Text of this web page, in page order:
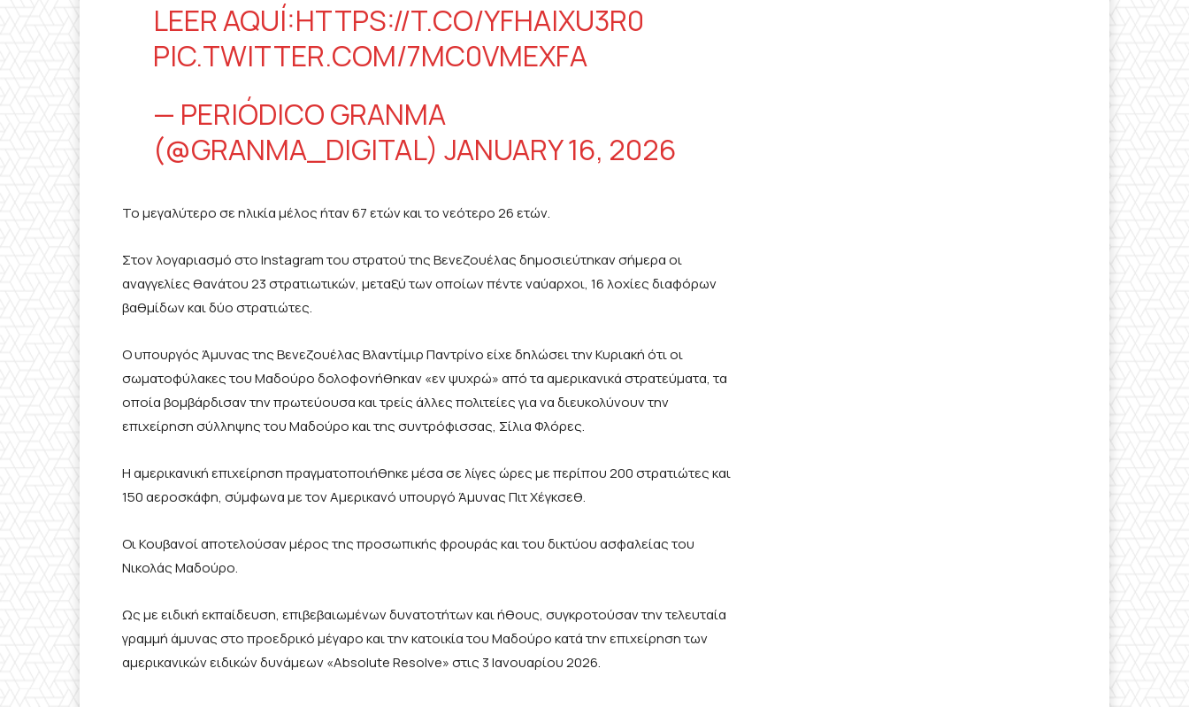
LEER AQUÍ:HTTPS://T.CO/YFHAIXU3R0
PIC.TWITTER.COM/7MC0VMEXFA
— PERIÓDICO GRANMA
(@GRANMA_DIGITAL) JANUARY 16, 2026
Το μεγαλύτερο σε ηλικία μέλος ήταν 67 ετών και το νεότερο 26 ετών.
Στον λογαριασμό στο Instagram του στρατού της Βενεζουέλας δημοσιεύτηκαν σήμερα οι
αναγγελίες θανάτου 23 στρατιωτικών, μεταξύ των οποίων πέντε ναύαρχοι, 16 λοχίες διαφόρων
βαθμίδων και δύο στρατιώτες.
Ο υπουργός Άμυνας της Βενεζουέλας Βλαντίμιρ Παντρίνο είχε δηλώσει την Κυριακή ότι οι
σωματοφύλακες του Μαδούρο δολοφονήθηκαν «εν ψυχρώ» από τα αμερικανικά στρατεύματα, τα
οποία βομβάρδισαν την πρωτεύουσα και τρείς άλλες πολιτείες για να διευκολύνουν την
επιχείρηση σύλληψης του Μαδούρο και της συντρόφισσας, Σίλια Φλόρες.
Η αμερικανική επιχείρηση πραγματοποιήθηκε μέσα σε λίγες ώρες με περίπου 200 στρατιώτες και
150 αεροσκάφη, σύμφωνα με τον Αμερικανό υπουργό Άμυνας Πιτ Χέγκσεθ.
Οι Κουβανοί αποτελούσαν μέρος της προσωπικής φρουράς και του δικτύου ασφαλείας του
Νικολάς Μαδούρο.
Ως με ειδική εκπαίδευση, επιβεβαιωμένων δυνατοτήτων και ήθους, συγκροτούσαν την τελευταία
γραμμή άμυνας στο προεδρικό μέγαρο και την κατοικία του Μαδούρο κατά την επιχείρηση των
αμερικανικών ειδικών δυνάμεων «Absolute Resolve» στις 3 Ιανουαρίου 2026.